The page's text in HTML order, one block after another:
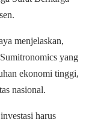
menjelaskan,
yang
ekonomi tinggi,
nasional.
harus